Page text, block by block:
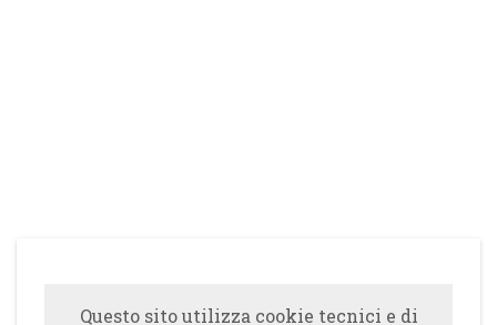
Questo sito utilizza cookie tecnici e di